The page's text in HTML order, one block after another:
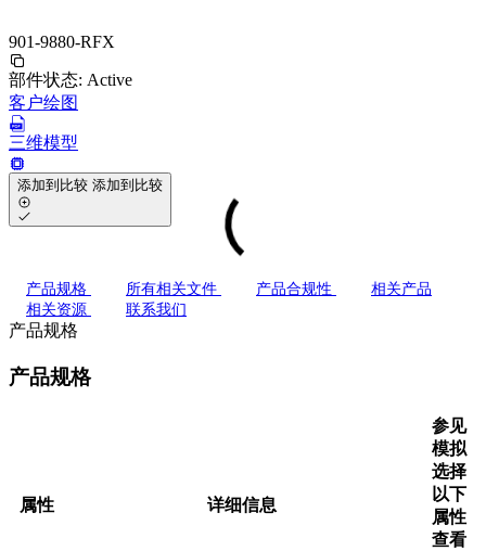
901-9880-RFX
部件状态: Active
客户绘图
三维模型
添加到比较 添加到比较
产品规格 所有相关文件 产品合规性
相关产品
相关资源
联系我们
产品规格
产品规格
属性 详细信息
参见
模拟
选择
以下
属性
查看